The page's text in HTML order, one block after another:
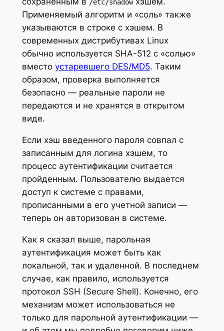
/etc/shadow
Применяемый алгоритм и «соль» также
указываются в строке с хэшем. В
современных дистрибутивах Linux
обычно используется SHA-512 с «солью»
вместо устаревшего DES/MD5. Таким
образом, проверка выполняется
безопасно — реальные пароли не
передаются и не хранятся в открытом
виде.
Если хэш введенного пароля совпал с
записанным для логина хэшем, то
процесс аутентификации считается
пройденным. Пользователю выдается
доступ к системе с правами,
прописанными в его учетной записи —
теперь он авторизован в системе.
Как я сказал выше, парольная
аутентификация может быть как
локальной, так и удаленной. В последнем
случае, как правило, используется
протокол SSH (Secure Shell). Конечно, его
механизм может использоваться не
только для парольной аутентификации —